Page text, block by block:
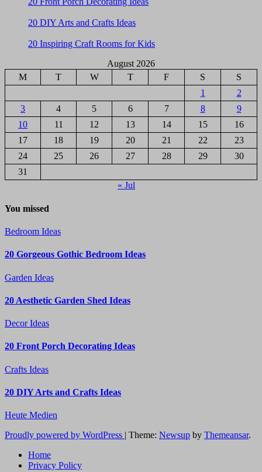
20 DIY Arts and Crafts Ideas
20 Inspiring Craft Rooms for Kids
August 2026
M
T W T F S
S
1
2
3
4 5 6 7 8
9
10
11 12 13 14 15
16
17
18 19 20 21 22
23
24
25 26 27 28 29
30
31
« Jul
You missed
Bedroom Ideas
20 Gorgeous Gothic Bedroom Ideas
Garden Ideas
20 Aesthetic Garden Shed Ideas
Decor Ideas
20 Front Porch Decorating Ideas
Crafts Ideas
20 DIY Arts and Crafts Ideas
Heute Medien
Proudly powered by WordPress | Theme: Newsup by Themeansar.
Home
Privacy Policy